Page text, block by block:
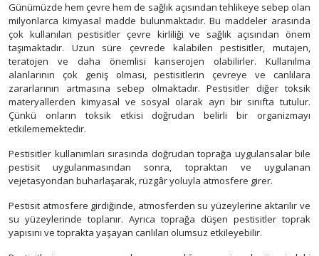
Günümüzde hem çevre hem de sağlık açısından tehlikeye sebep olan
milyonlarca kimyasal madde bulunmaktadır. Bu maddeler arasında
çok kullanılan pestisitler çevre kirliliği ve sağlık açısından önem
taşımaktadır. Uzun süre çevrede kalabilen pestisitler, mutajen,
teratojen ve daha önemlisi kanserojen olabilirler. Kullanılma
alanlarının çok geniş olması, pestisitlerin çevreye ve canlılara
zararlarının artmasına sebep olmaktadır. Pestisitler diğer toksik
materyallerden kimyasal ve sosyal olarak ayrı bir sınıfta tutulur.
Çünkü onların toksik etkisi doğrudan belirli bir organizmayı
etkilememektedir.
Pestisitler kullanımları sırasında doğrudan toprağa uygulansalar bile
pestisit uygulanmasından sonra, topraktan ve uygulanan
vejetasyondan buharlaşarak, rüzgâr yoluyla atmosfere girer.
Pestisit atmosfere girdiğinde, atmosferden su yüzeylerine aktarılır ve
su yüzeylerinde toplanır. Ayrıca toprağa düşen pestisitler toprak
yapısını ve toprakta yaşayan canlıları olumsuz etkileyebilir.